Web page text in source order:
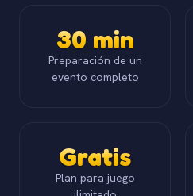
30 min
Preparación de un
evento completo
Gratis
Plan para juego